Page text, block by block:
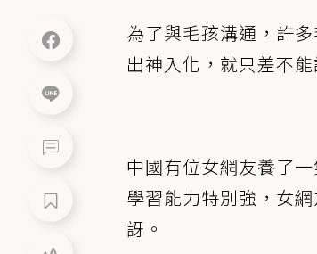
為了與毛孩溝通，許
出神入化，就只差不能
中國有位女網友養了
學習能力特別強，女
訝。